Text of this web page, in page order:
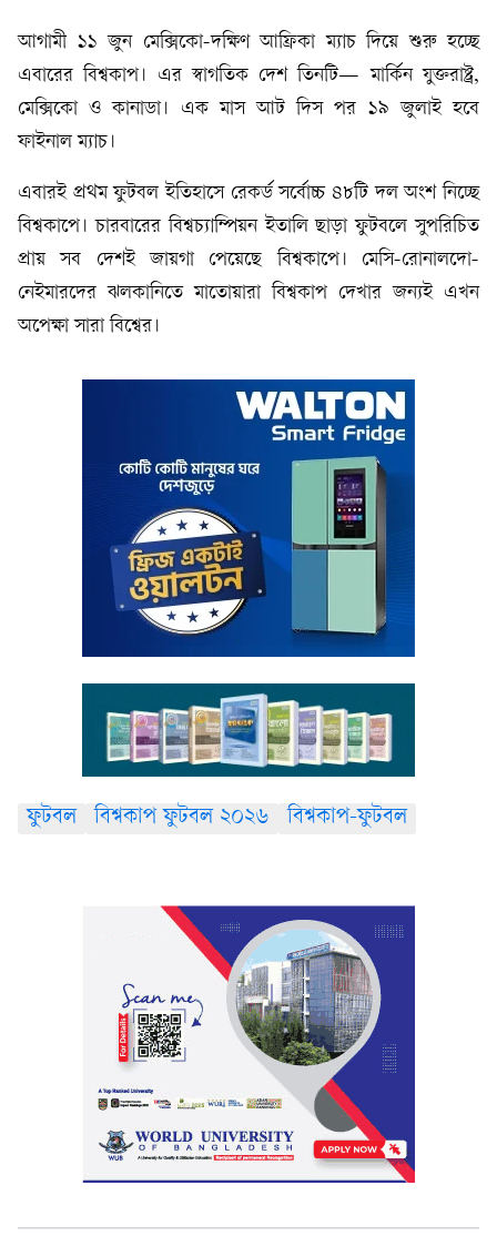
আগামী ১১ জুন মেক্সিকো-দক্ষিণ আফ্রিকা ম্যাচ দিয়ে শুরু হচ্ছে
এবারের বিশ্বকাপ। এর স্বাগতিক দেশ তিনটি— মার্কিন যুক্তরাষ্ট্র,
মেক্সিকো ও কানাডা। এক মাস আট দিস পর ১৯ জুলাই হবে
ফাইনাল ম্যাচ।
এবারই প্রথম ফুটবল ইতিহাসে রেকর্ড সর্বোচ্চ ৪৮টি দল অংশ নিচ্ছে
বিশ্বকাপে। চারবারের বিশ্বচ্যাম্পিয়ন ইতালি ছাড়া ফুটবলে সুপরিচিত
প্রায় সব দেশই জায়গা পেয়েছে বিশ্বকাপে। মেসি-রোনালদো-
নেইমারদের ঝলকানিতে মাতোয়ারা বিশ্বকাপ দেখার জন্যই এখন
অপেক্ষা সারা বিশ্বের।
ফুটবল বিশ্বকাপ ফুটবল ২০২৬ বিশ্বকাপ-ফুটবল